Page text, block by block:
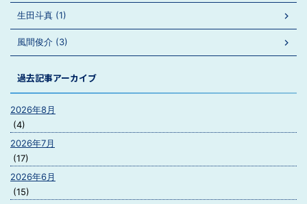
生田斗真 (1)
風間俊介 (3)
過去記事アーカイブ
2026年8月
(4)
2026年7月
(17)
2026年6月
(15)